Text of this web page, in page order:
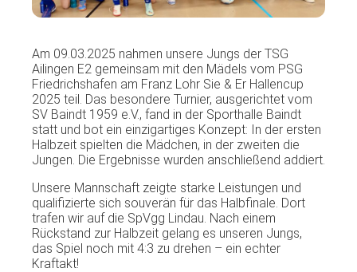
Am 09.03.2025 nahmen unsere Jungs der TSG
Ailingen E2 gemeinsam mit den Mädels vom PSG
Friedrichshafen am Franz Lohr Sie & Er Hallencup
2025 teil. Das besondere Turnier, ausgerichtet vom
SV Baindt 1959 e.V., fand in der Sporthalle Baindt
statt und bot ein einzigartiges Konzept: In der ersten
Halbzeit spielten die Mädchen, in der zweiten die
Jungen. Die Ergebnisse wurden anschließend addiert.
Unsere Mannschaft zeigte starke Leistungen und
qualifizierte sich souverän für das Halbfinale. Dort
trafen wir auf die SpVgg Lindau. Nach einem
Rückstand zur Halbzeit gelang es unseren Jungs,
das Spiel noch mit 4:3 zu drehen – ein echter
Kraftakt!